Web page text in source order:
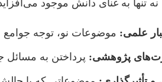
نه تنها به غنای دانش موجود
علمی: موضوعات نو، توجه
پژوهشی: پرداختن به مسائل